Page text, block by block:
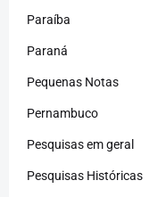
Paraíba
Paraná
Pequenas Notas
Pernambuco
Pesquisas em geral
Pesquisas Históricas